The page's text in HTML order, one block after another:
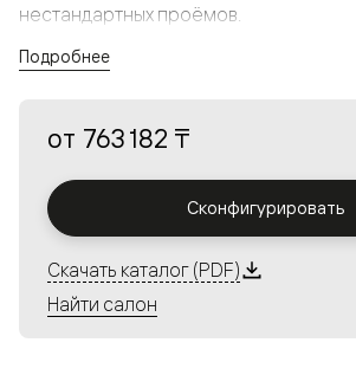
нестандартных проёмов.
а большой выбор вставок из стекла с
решения в интерьере и варьировать
Алюминиевые перегородки имеют
с алюминиевыми дверьми и легко
Подробнее
от 763 182 ₸
Сконфигурировать
Скачать каталог (PDF)
Найти салон